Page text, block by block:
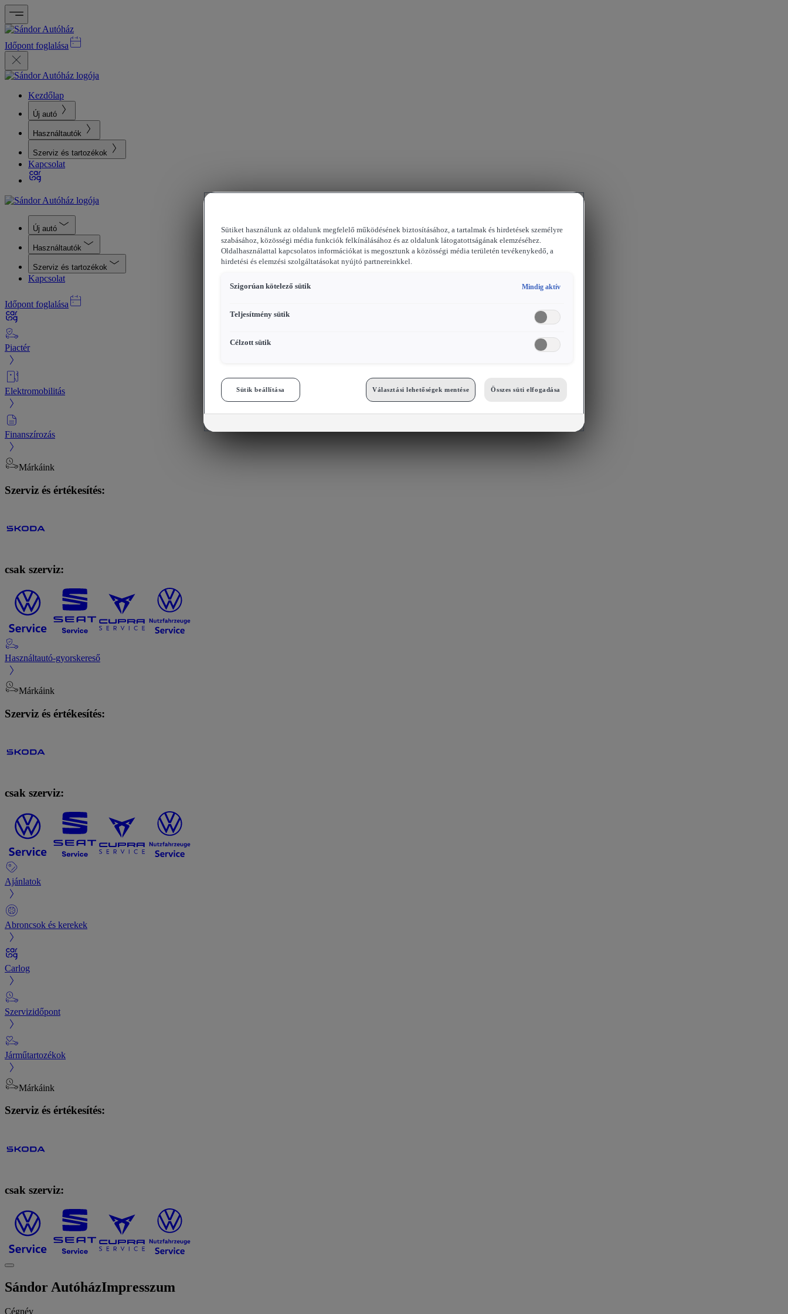
Időpont foglalása
Kezdőlap
Új autó
Használtautók
Szerviz és tartozékok
Kapcsolat
Új autó
Használtautók
Szerviz és tartozékok
Kapcsolat
Időpont foglalása
Piactér
Elektromobilitás
Finanszírozás
Márkáink
Szerviz és értékesítés:
csak szerviz:
Használtautó-gyorskereső
Márkáink
Szerviz és értékesítés:
csak szerviz:
Ajánlatok
Abroncsok és kerekek
Carlog
Szervizidőpont
Járműtartozékok
Márkáink
Szerviz és értékesítés:
csak szerviz:
Sándor AutóházImpresszum
Cégnév
Sütiket használunk az oldalunk megfelelő működésének biztosításához, a tartalmak és hirdetések személyre
szabásához, közösségi média funkciók felkínálásához és az oldalunk látogatottságának elemzéséhez.
Oldalhasználattal kapcsolatos információkat is megosztunk a közösségi média területén tevékenykedő, a
hirdetési és elemzési szolgáltatásokat nyújtó partnereinkkel.
Szigorúan kötelező sütik Mindig aktív
Teljesítmény sütik
Célzott sütik
Sütik beállítása Választási lehetőségek mentése Összes süti elfogadása